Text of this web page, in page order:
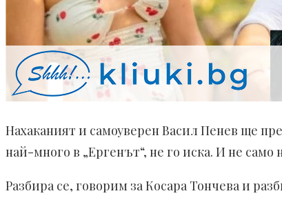
Нахаканият и самоуверен Васил Пенев ще
най-много в „Ергенът“, не го иска. И не
Разбира се, говорим за Косара Тончева и